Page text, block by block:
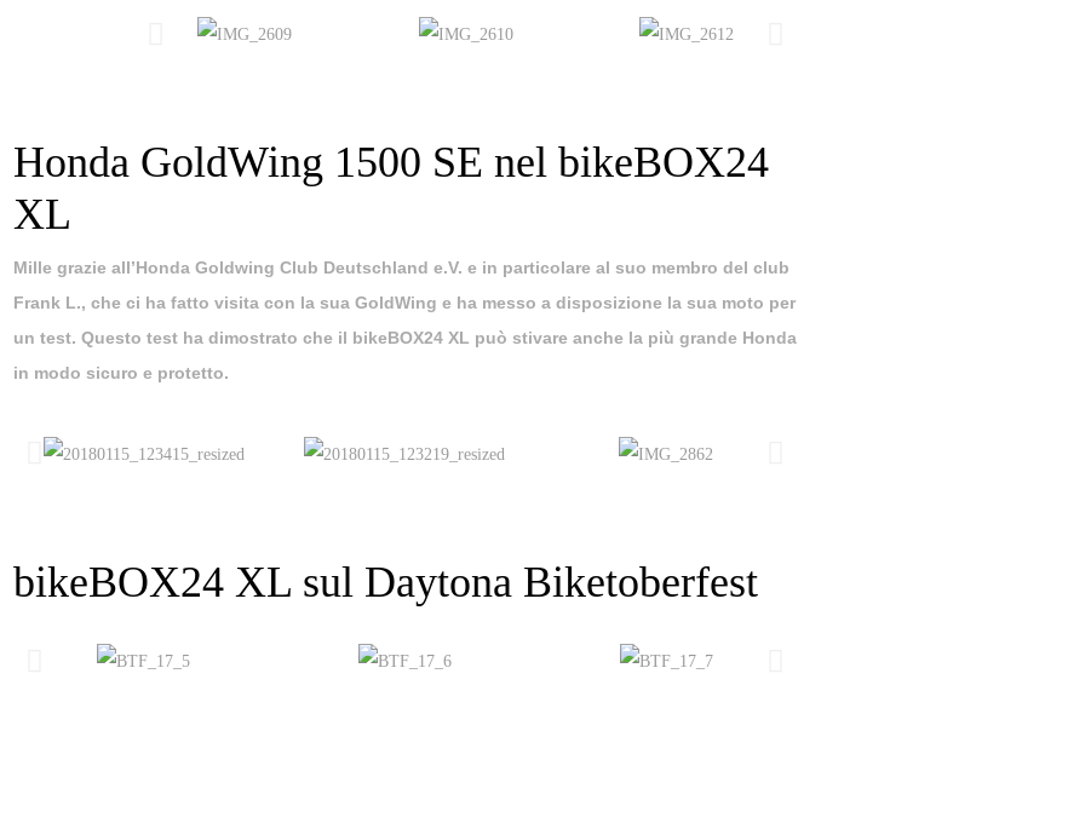
Honda GoldWing 1500 SE nel bikeBOX24
XL
Mille grazie all’Honda Goldwing Club Deutschland e.V. e in particolare al suo membro del club
Frank L., che ci ha fatto visita con la sua GoldWing e ha messo a disposizione la sua moto per
un test. Questo test ha dimostrato che il bikeBOX24 XL può stivare anche la più grande Honda
in modo sicuro e protetto.
bikeBOX24 XL sul Daytona Biketoberfest